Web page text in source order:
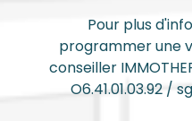
Pour plus
programmer une
conseiller
O6.41.01.03.92 /